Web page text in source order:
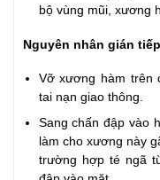
bộ vùng mũi, xương
Nguyên nhân gián
Vỡ xương hàm trên
tai nạn giao thông.
Sang chấn đập vào
làm cho xương này
trường hợp té ngã